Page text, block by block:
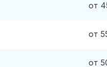
от
от
от